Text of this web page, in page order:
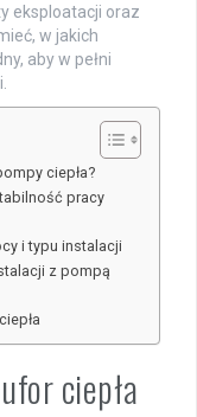
eksploatacji oraz
w jakich
aby w pełni
ciepła?
pracy
i typu instalacji
z pompą
ciepła